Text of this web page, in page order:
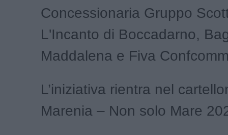
Concessionaria Gruppo
L'Incanto di Boccadarno,
Maddalena e Fiva
L’iniziativa rientra nel
Marenia – Non solo Mare